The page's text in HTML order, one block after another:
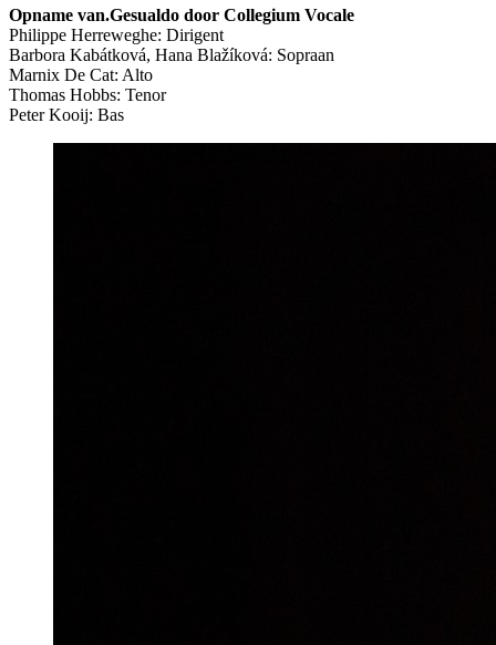
Opname van.Gesualdo door Collegium Vocale
Philippe Herreweghe: Dirigent
Barbora Kabátková, Hana Blažíková: Sopraan
Marnix De Cat: Alto
Thomas Hobbs: Tenor
Peter Kooij: Bas